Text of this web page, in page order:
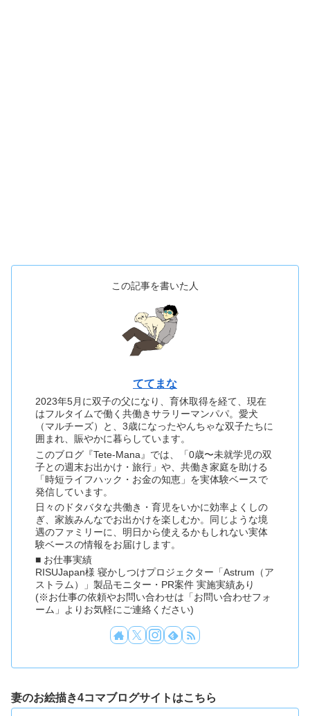
この記事を書いた人
ててまな
2023年5月に双子の父になり、育休取得を経て、現在
はフルタイムで働く共働きサラリーマンパパ。愛犬
（マルチーズ）と、3歳になったやんちゃな双子たちに
囲まれ、賑やかに暮らしています。
このブログ『Tete-Mana』では、「0歳〜未就学児の双
子との週末お出かけ・旅行」や、共働き家庭を助ける
「時短ライフハック・お金の知恵」を実体験ベースで
発信しています。
日々のドタバタな共働き・育児をいかに効率よくしの
ぎ、家族みんなでお出かけを楽しむか。同じような境
遇のファミリーに、明日から使えるかもしれない実体
験ベースの情報をお届けします。
■ お仕事実績
RISUJapan様 寝かしつけプロジェクター「Astrum（ア
ストラム）」製品モニター・PR案件 実施実績あり
(※お仕事の依頼やお問い合わせは「お問い合わせフォ
ーム」よりお気軽にご連絡ください)
妻のお絵描き4コマブログサイトはこちら